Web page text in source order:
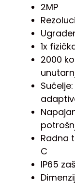
2MP
1x
2000
​​Radna
C
IP65